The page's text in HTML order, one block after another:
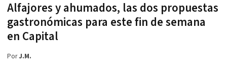
Alfajores y ahumados, las dos propuestas
gastronómicas para este fin de semana
en Capital
PorJ.M.